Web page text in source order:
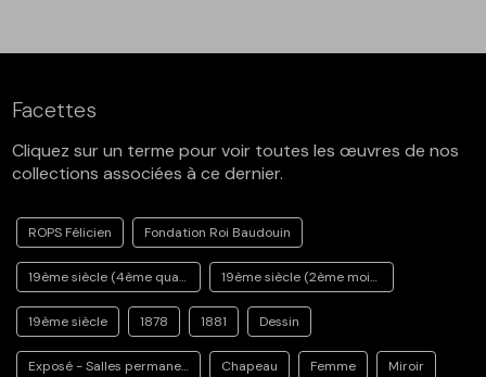
Facettes
Cliquez sur un terme pour voir toutes les œuvres de nos
collections associées à ce dernier.
ROPS Félicien Fondation Roi Baudouin
19ème siècle (4ème quart) 19ème siècle (2ème moitié)
19ème siècle 1878 1881 Dessin
Exposé - Salles permanentes Chapeau Femme Miroir